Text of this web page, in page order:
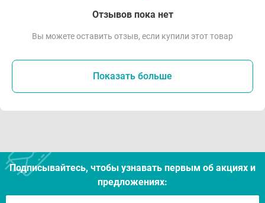
Отзывов пока нет
Вы можете оставить отзыв, если купили этот товар
Показать больше
Подписывайтесь, чтобы узнавать первым об акцияx и
предложениях: